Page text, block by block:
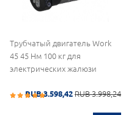
Трубчатый двигатель Work
45 45 Нм 100 кг для
электрических жалюзи
RUB 3.598,42 RUB 3.998,24